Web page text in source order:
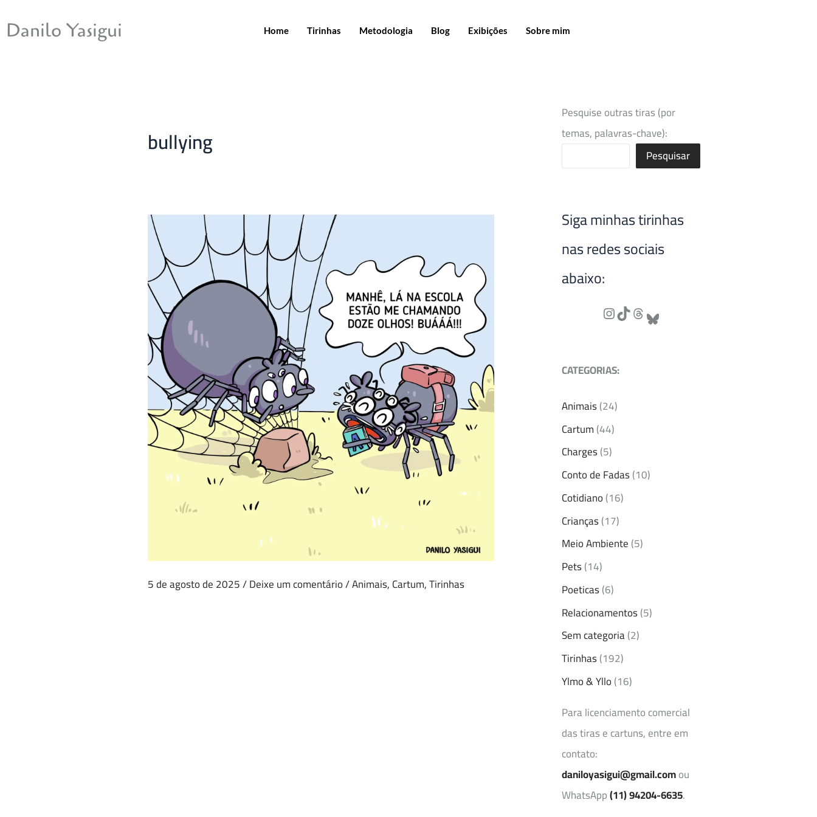
para
Danilo Yasigui Home Tirinhas Metodologia Blog Exibições Sobre mim
bullying
5 de agosto de 2025/Deixe um comentário/Animais,Cartum,Tirinhas
Pesquise outras tiras (por
temas, palavras-chave):
Pesquisar
Siga minhas tirinhas
nas redes sociais
abaixo:
CATEGORIAS:
Animais(24)
Cartum(44)
Charges(5)
Conto de Fadas(10)
Cotidiano(16)
Crianças(17)
Meio Ambiente(5)
Pets(14)
Poeticas(6)
Relacionamentos(5)
Sem categoria(2)
Tirinhas(192)
Ylmo & Yllo(16)
Para licenciamento comercial
das tiras e cartuns, entre em
contato:
daniloyasigui@gmail.comou
WhatsApp(11) 94204-6635.